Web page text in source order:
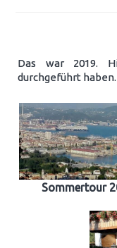
Das war 2019.
durchgeführt haben.
Sommertour